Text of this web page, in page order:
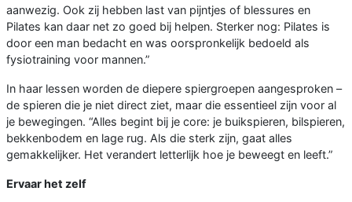
aanwezig. Ook zij hebben last van pijntjes of blessures en
Pilates kan daar net zo goed bij helpen. Sterker nog: Pilates is
door een man bedacht en was oorspronkelijk bedoeld als
fysiotraining voor mannen.”
In haar lessen worden de diepere spiergroepen aangesproken –
de spieren die je niet direct ziet, maar die essentieel zijn voor al
je bewegingen. “Alles begint bij je core: je buikspieren, bilspieren,
bekkenbodem en lage rug. Als die sterk zijn, gaat alles
gemakkelijker. Het verandert letterlijk hoe je beweegt en leeft.”
Ervaar het zelf